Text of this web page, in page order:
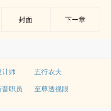
封面 下ー章
计师
五行农夫
职员 至尊透视眼